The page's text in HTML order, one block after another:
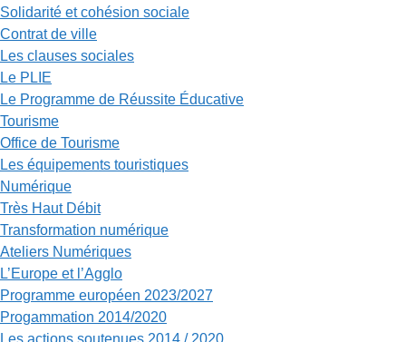
Solidarité et cohésion sociale
Contrat de ville
Les clauses sociales
Le PLIE
Le Programme de Réussite Éducative
Tourisme
Office de Tourisme
Les équipements touristiques
Numérique
Très Haut Débit
Transformation numérique
Ateliers Numériques
L’Europe et l’Agglo
Programme européen 2023/2027
Progammation 2014/2020
Les actions soutenues 2014 / 2020